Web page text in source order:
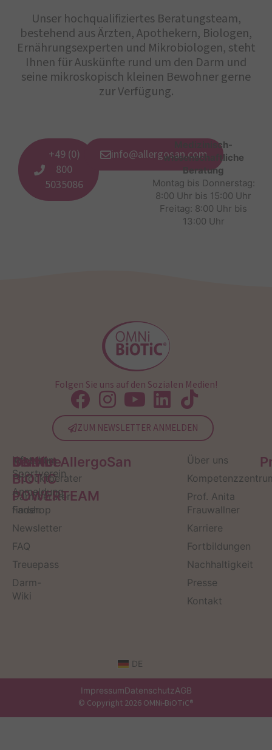
Unser hochqualifiziertes Beratungsteam,
bestehend aus Ärzten, Apothekern, Biologen,
Ernährungsexperten und Mikrobiologen, steht
Ihnen für Auskünfte rund um den Darm und
seine mikroskopisch kleinen Bewohner gerne
zur Verfügung.
+49 (0)
800
5035086
info@allergosan.com
Medizinisch-
wissenschaftliche
Beratung
Montag bis Donnerstag:
8:00 Uhr bis 15:00 Uhr
Freitag: 8:00 Uhr bis
13:00 Uhr
Folgen Sie uns auf den Sozialen Medien!
ZUM NEWSLETTER ANMELDEN
Service
Kontakt
Produktberater
Darmberater
finden
Newsletter
FAQ
Treuepass
Darm-
Wiki
OMNi-
BiOTiC
POWERTEAM
Infos zum
Sportverein
Anmeldung
Fanshop
Institut AllergoSan
Über uns
Prof. Anita
Frauwallner
Karriere
Fortbildungen
Nachhaltigkeit
Presse
Kontakt
DE
ImpressumDatenschutzAGB
© Copyright 2026 OMNi-BiOTiC®